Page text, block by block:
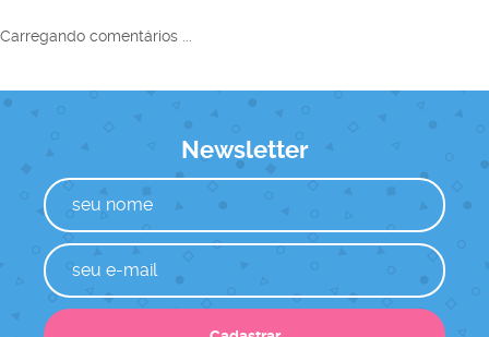
Carregando comentários ...
Newsletter